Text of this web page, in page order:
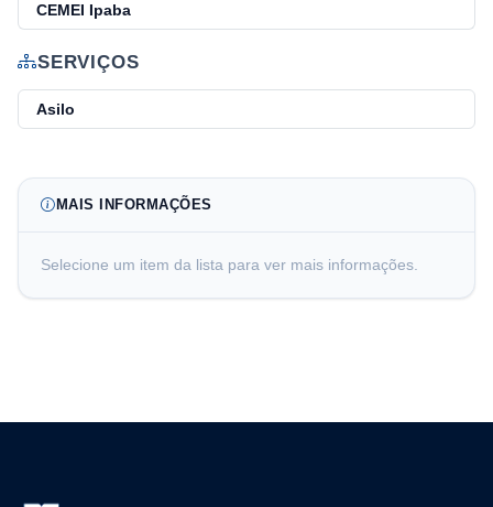
CEMEI Ipaba
SERVIÇOS
Asilo
MAIS INFORMAÇÕES
Selecione um item da lista para ver mais informações.